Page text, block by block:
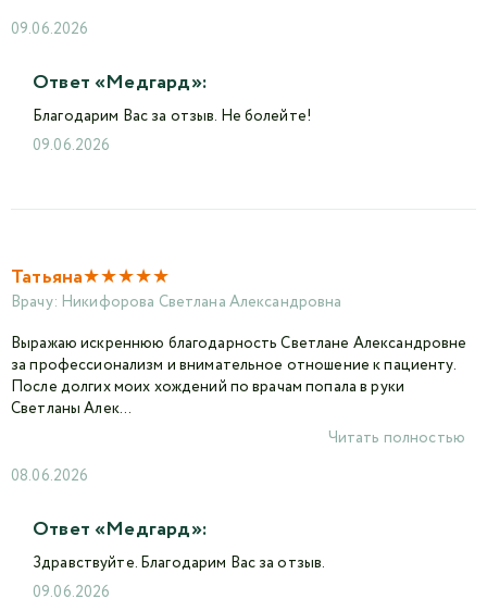
09.06.2026
Ответ «Медгард»:
Благодарим Вас за отзыв. Не болейте!
09.06.2026
Татьяна★★★★★
Врачу: Никифорова Светлана Александровна
Выражаю искреннюю благодарность Светлане Александровне
за профессионализм и внимательное отношение к пациенту.
После долгих моих хождений по врачам попала в руки
Светланы Алек...
08.06.2026
Читать полностью
Ответ «Медгард»:
Здравствуйте. Благодарим Вас за отзыв.
09.06.2026